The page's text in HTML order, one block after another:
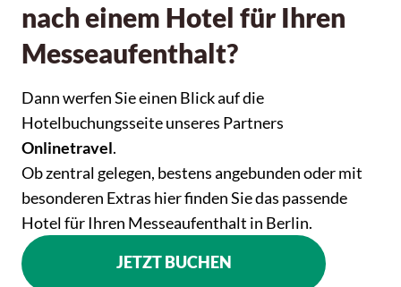
nach einem Hotel für Ihren
Messeaufenthalt?
Dann werfen Sie einen Blick auf die
Hotelbuchungsseite unseres Partners
Onlinetravel.
Ob zentral gelegen, bestens angebunden oder mit
besonderen Extras hier finden Sie das passende
Hotel für Ihren Messeaufenthalt in Berlin.
JETZT BUCHEN